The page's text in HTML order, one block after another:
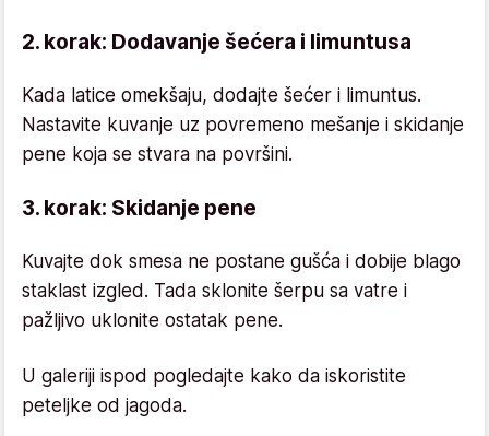
2. korak: Dodavanje šećera i limuntusa
Kada latice omekšaju, dodajte šećer i limuntus.
Nastavite kuvanje uz povremeno mešanje i skidanje
pene koja se stvara na površini.
3. korak: Skidanje pene
Kuvajte dok smesa ne postane gušća i dobije blago
staklast izgled. Tada sklonite šerpu sa vatre i
pažljivo uklonite ostatak pene.
U galeriji ispod pogledajte kako da iskoristite
peteljke od jagoda.